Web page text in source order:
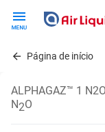
contentPágina de início
ALPHAGAZ™ 1 N2O
N2O